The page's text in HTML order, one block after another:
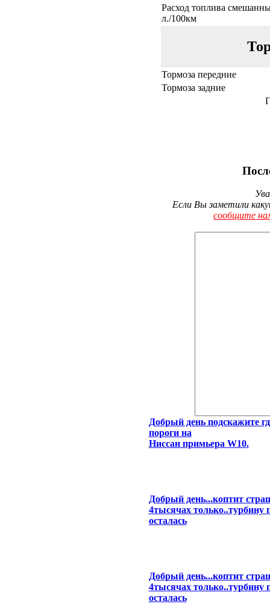
Расход топлива
л./100км
Тормоза передние
Тормоза задние
Если Вы заметили
сообщите
Добрый день подскажите
пороги на
Ниссан примьера W10.
Добрый день...коптит
4тысячах только..турбину
осталась
Добрый день...коптит
4тысячах только..турбину
осталась